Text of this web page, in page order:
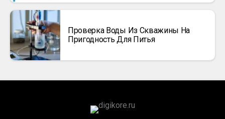
Проверка Воды Из Скважины На
Пригодность Для Питья